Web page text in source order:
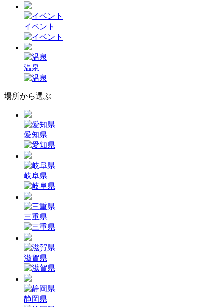
イベント
温泉
場所から選ぶ
愛知県
岐阜県
三重県
滋賀県
静岡県